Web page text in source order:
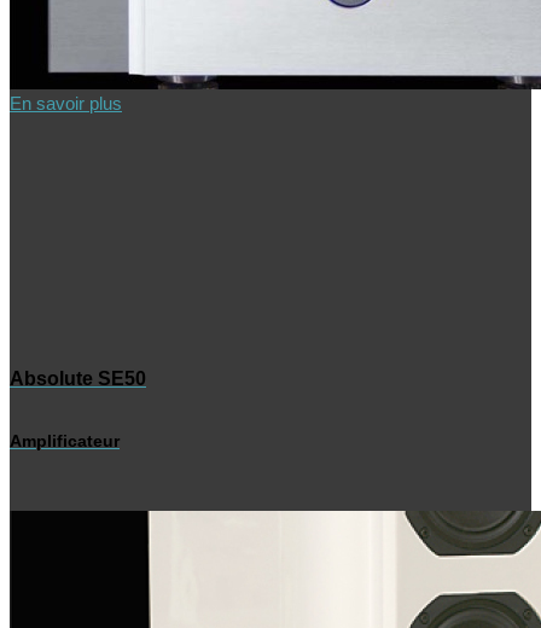
En savoir plus
Absolute SE50
Amplificateur